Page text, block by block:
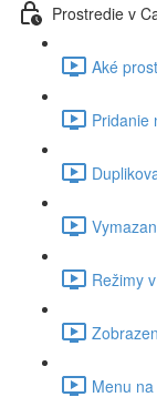
Prostredie v
Aké
Pridanie
Režimy
Menu